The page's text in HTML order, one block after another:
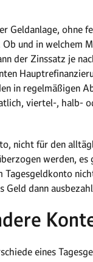
Geldanlage, ohne
und in welchem
der Zinssatz je
in regelmäßigen
viertel-, halb-
nicht für den
werden,
dann
eines